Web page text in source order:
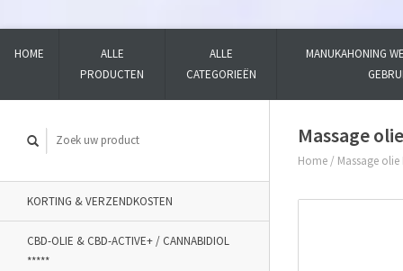
HOME
ALLE
PRODUCTEN
ALLE
CATEGORIEËN
MANUKAHONING
KORTING & VERZENDKOSTEN
CBD-OLIE & CBD-ACTIVE+ / CANNABIDIOL
*****
Massage
Home / Massage olie